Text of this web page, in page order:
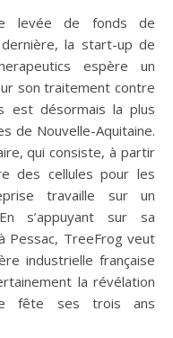
la start-up de
espère un
son traitement contre
est désormais la plus
de Nouvelle-Aquitaine.
qui consiste, à partir
des cellules pour les
travaille sur un
s’appuyant sur sa
Pessac, TreeFrog veut
industrielle française
la révélation
fête ses trois ans